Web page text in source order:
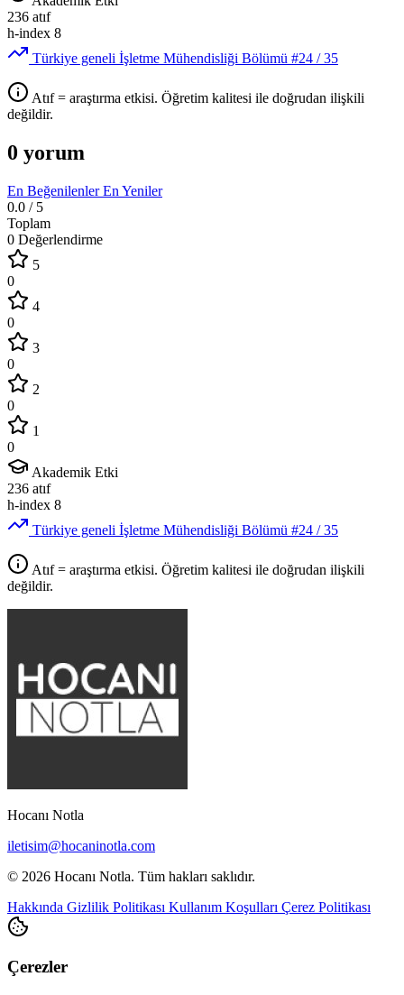
236 atıf
h-index 8
Türkiye geneli İşletme Mühendisliği Bölümü #24 / 35
Atıf = araştırma etkisi. Öğretim kalitesi ile doğrudan ilişkili
değildir.
0 yorum
En BeğenilenlerEn Yeniler
0.0 / 5
Toplam
0 Değerlendirme
5
0
4
0
3
0
2
0
1
0
Akademik Etki
236 atıf
h-index 8
Türkiye geneli İşletme Mühendisliği Bölümü #24 / 35
Atıf = araştırma etkisi. Öğretim kalitesi ile doğrudan ilişkili
değildir.
Hocanı Notla
iletisim@hocaninotla.com
© 2026 Hocanı Notla. Tüm hakları saklıdır.
Hakkında Gizlilik Politikası Kullanım Koşulları Çerez Politikası
Çerezler